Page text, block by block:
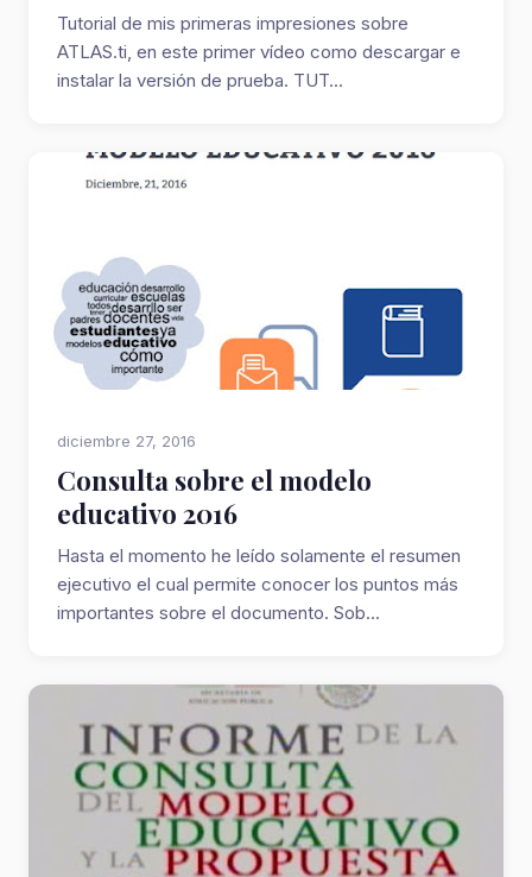
Tutorial de mis primeras impresiones sobre
ATLAS.ti, en este primer vídeo como descargar e
instalar la versión de prueba. TUT...
diciembre 27, 2016
Consulta sobre el modelo
educativo 2016
Hasta el momento he leído solamente el resumen
ejecutivo el cual permite conocer los puntos más
importantes sobre el documento. Sob...